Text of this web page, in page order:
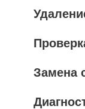
Замена